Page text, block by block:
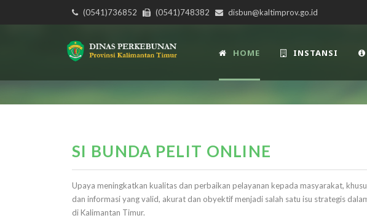
(0541)736852 (0541)748382 disbun@kaltimprov.go.id
HOME INSTANSI
SI BUNDA PELIT ONLINE
Upaya meningkatkan kualitas dan perbaikan pelayanan kepada masyarakat,
dan informasi yang valid, akurat dan obyektif menjadi salah satu isu strategis
di Kalimantan Timur.